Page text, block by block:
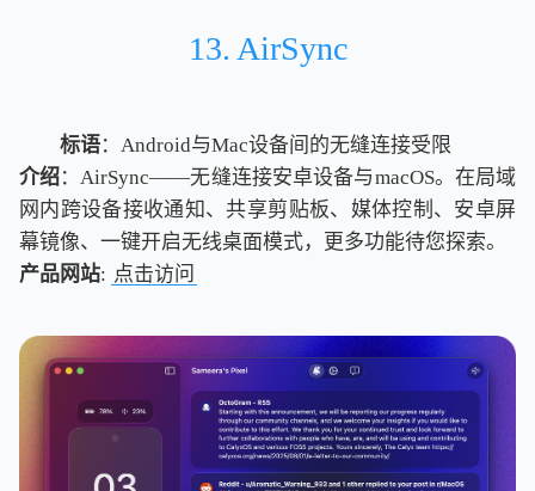
13. AirSync
标语：Android与Mac设备间的无缝连接受限
介绍：AirSync——无缝连接安卓设备与macOS。在局域
网内跨设备接收通知、共享剪贴板、媒体控制、安卓屏
幕镜像、一键开启无线桌面模式，更多功能待您探索。
产品网站: 点击访问